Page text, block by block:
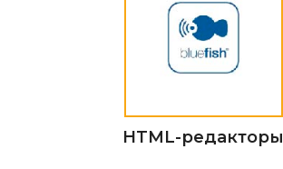
HTML-редакторы